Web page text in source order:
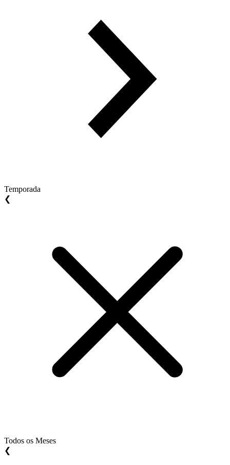
Temporada
❮
Todos os Meses
❮